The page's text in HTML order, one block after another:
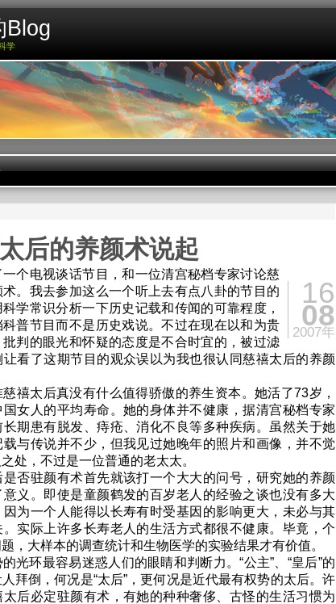
Blog
学
后的养颜术说起
16
08
2007年
个电视谈话节目，和一位清宫秘档专家讨论慈
。我去参加这么一个听上去有点八卦的节目的
学常识分析一下历史记载和传闻的可靠程度，
普节目而不是历史戏说。不过在现在以和为贵
判的眼光和怀疑的态度是不合时宜的，被过滤
让看了这期节目的观众误以为我也很认同慈禧太后的养颜
禧太后真没有什么值得骄傲的养生资本。她活了73岁，
女人的平均寿命。她的身体并不健康，据清宫秘档专家
期患有脱发、痔疮、消化不良等多种疾病。虽然关于她
与传说并不少，但我见过她晚年的照片和画像，并不觉
处，不过是一位普通的老太太。
是否驻颜有术首先就该打一个大大的问号，研究她的养颜
义。即使是童颜鹤发的百岁老人的经验之谈也没有多大
因为一个人能得以长寿有时受基因的影响更大，未必与其
实际上许多长寿老人的生活方式都很不健康。毕竟，个
，大样本的调查统计和生物医学的实验结果才有价值。
光环最容易迷惑人们的眼睛和判断力。“公主”、“皇后”的
拜倒，何况是“太后”，更何况是近代最有权势的太后。许
太后必定驻颜有术，有她的种种奢侈、古怪的生活习惯为